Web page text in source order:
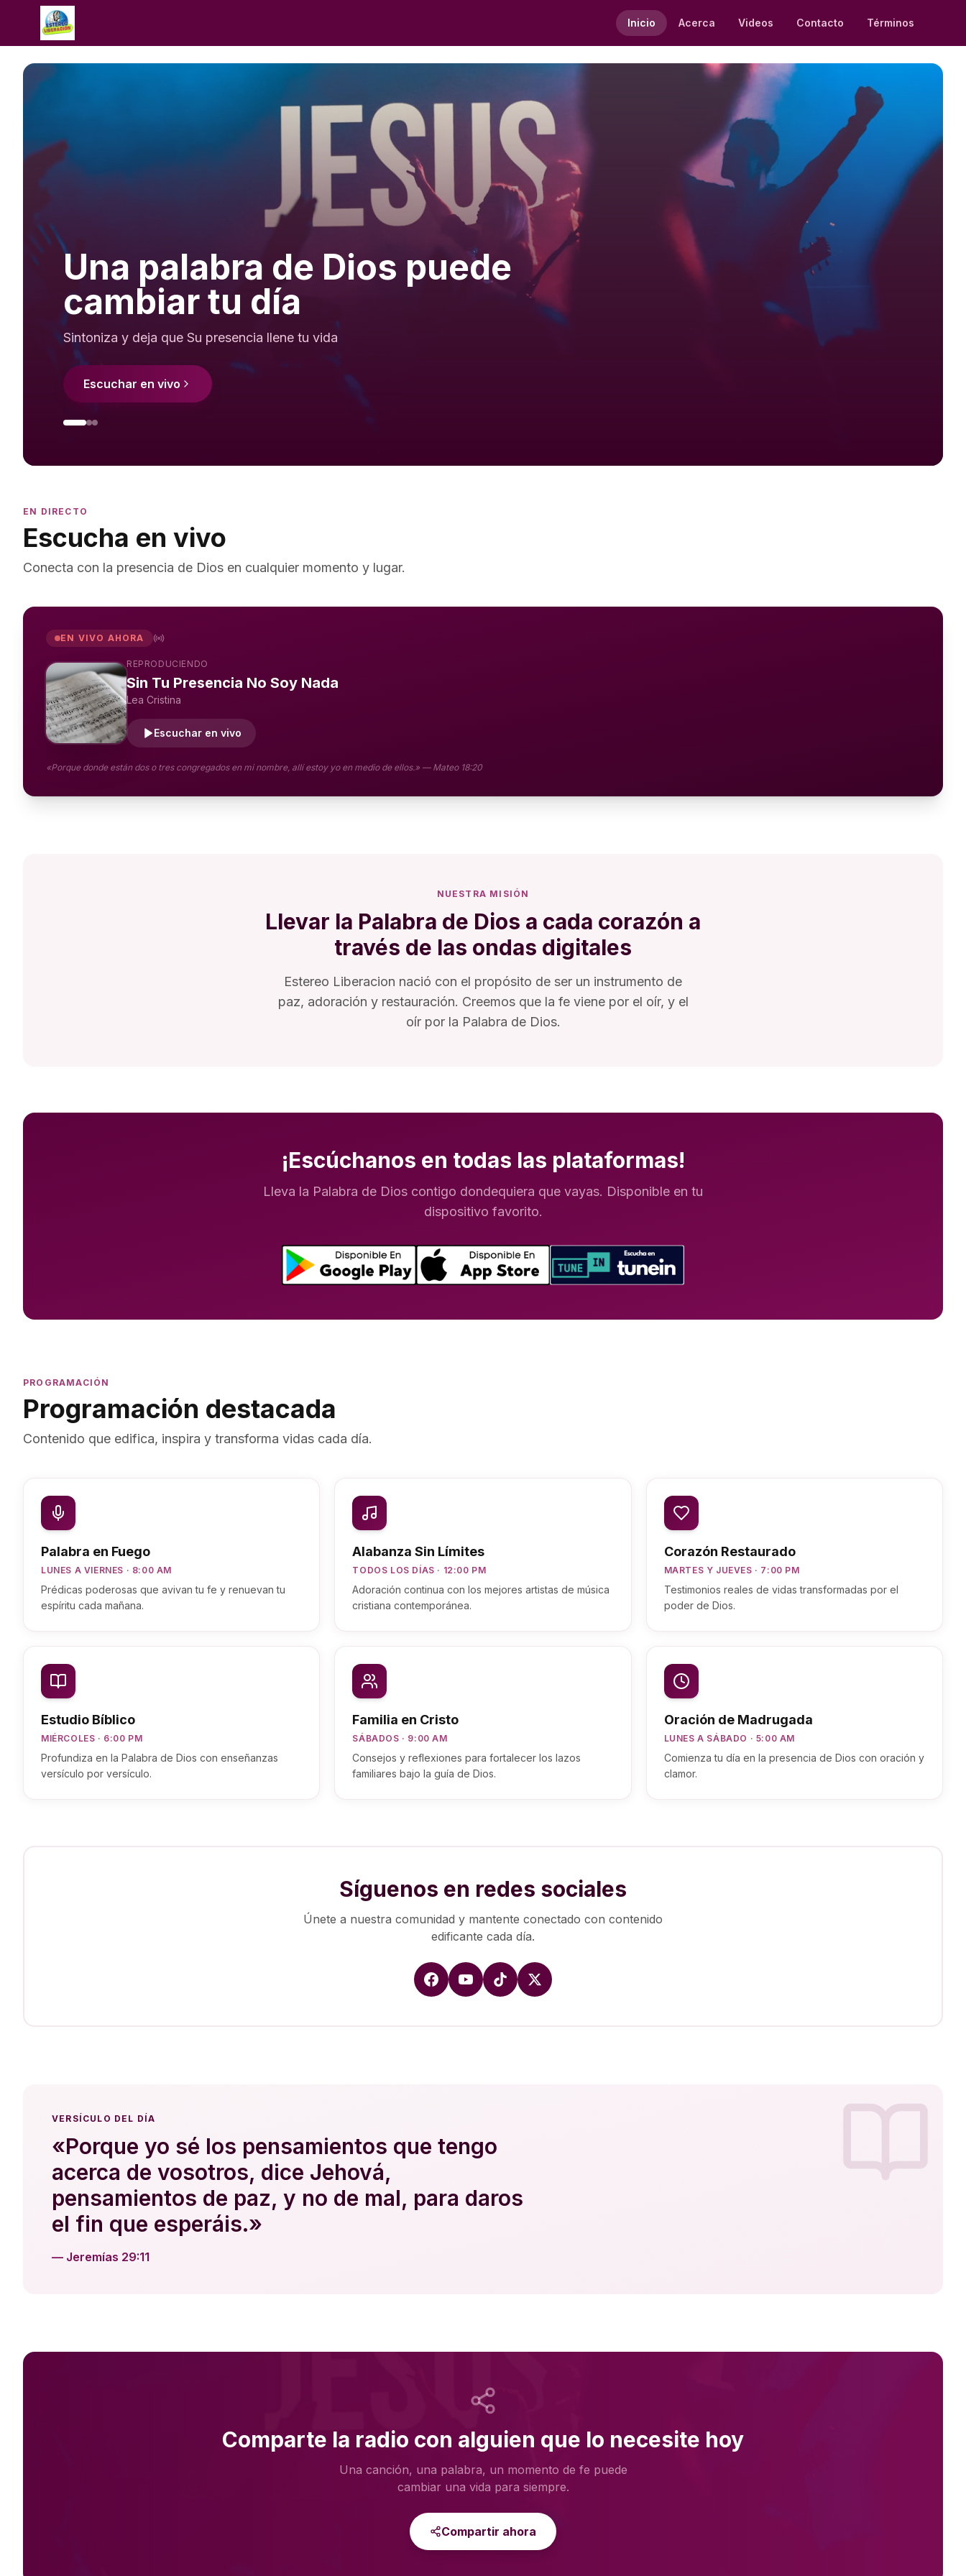
Inicio Acerca Videos Contacto Términos
Una palabra de Dios puede
cambiar tu día
Sintoniza y deja que Su presencia llene tu vida
Escuchar en vivo
EN DIRECTO
Escucha en vivo
Conecta con la presencia de Dios en cualquier momento y lugar.
EN VIVO AHORA
REPRODUCIENDO
Sin Tu Presencia No Soy Nada
Lea Cristina
Escuchar en vivo
«Porque donde están dos o tres congregados en mi nombre, allí estoy yo en medio de ellos.» — Mateo 18:20
NUESTRA MISIÓN
Llevar la Palabra de Dios a cada corazón a
través de las ondas digitales
Estereo Liberacion nació con el propósito de ser un instrumento de
paz, adoración y restauración. Creemos que la fe viene por el oír, y el
oír por la Palabra de Dios.
¡Escúchanos en todas las plataformas!
Lleva la Palabra de Dios contigo dondequiera que vayas. Disponible en tu
dispositivo favorito.
PROGRAMACIÓN
Programación destacada
Contenido que edifica, inspira y transforma vidas cada día.
Palabra en Fuego
LUNES A VIERNES · 8:00 AM
Prédicas poderosas que avivan tu fe y renuevan tu
espíritu cada mañana.
Alabanza Sin Límites
TODOS LOS DÍAS · 12:00 PM
Adoración continua con los mejores artistas de música
cristiana contemporánea.
Corazón Restaurado
MARTES Y JUEVES · 7:00 PM
Testimonios reales de vidas transformadas por el
poder de Dios.
Estudio Bíblico
MIÉRCOLES · 6:00 PM
Profundiza en la Palabra de Dios con enseñanzas
versículo por versículo.
Familia en Cristo
SÁBADOS · 9:00 AM
Consejos y reflexiones para fortalecer los lazos
familiares bajo la guía de Dios.
Oración de Madrugada
LUNES A SÁBADO · 5:00 AM
Comienza tu día en la presencia de Dios con oración y
clamor.
Síguenos en redes sociales
Únete a nuestra comunidad y mantente conectado con contenido
edificante cada día.
VERSÍCULO DEL DÍA
«Porque yo sé los pensamientos que tengo
acerca de vosotros, dice Jehová,
pensamientos de paz, y no de mal, para daros
el fin que esperáis.»
— Jeremías 29:11
Comparte la radio con alguien que lo necesite hoy
Una canción, una palabra, un momento de fe puede
cambiar una vida para siempre.
Compartir ahora